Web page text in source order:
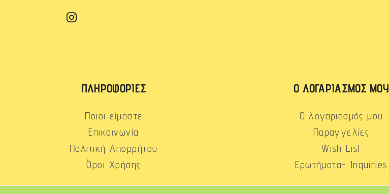
ΠΛΗΡΟΦΟΡΊΕΣ
Ποιοι είμαστε
Επικοινωνία
Πολιτική Απορρήτου
Όροι Χρήσης
Ο ΛΟΓΑΡΙΑΣΜΌΣ ΜΟΥ
Ο λογαριασμός μου
Παραγγελίες
Wish List
Ερωτήματα- Inquiries